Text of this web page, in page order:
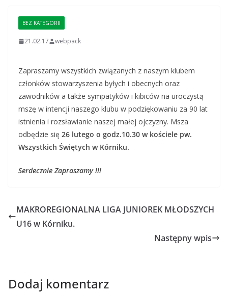
BEZ KATEGORII
21.02.17 webpack
Zapraszamy wszystkich związanych z naszym klubem
członków stowarzyszenia byłych i obecnych oraz
zawodników a także sympatyków i kibiców na uroczystą
mszę w intencji naszego klubu w podziękowaniu za 90 lat
istnienia i rozsławianie naszej małej ojczyzny. Msza
odbędzie się 26 lutego o godz.10.30 w kościele pw.
Wszystkich Świętych w Kórniku.
Serdecznie Zapraszamy !!!
MAKROREGIONALNA LIGA JUNIOREK MŁODSZYCH
U16 w Kórniku.
Następny wpis
Dodaj komentarz